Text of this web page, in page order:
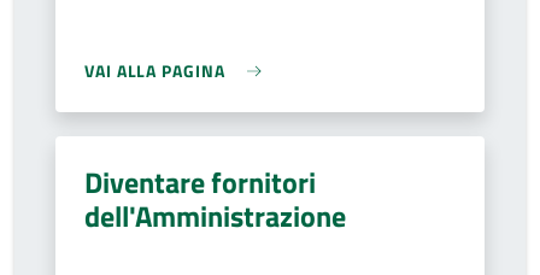
VAI ALLA PAGINA
Diventare fornitori
dell'Amministrazione